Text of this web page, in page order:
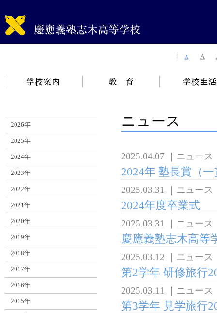
ニュース
2025.04.07 ニュース
2024年 塾長賞（
2025.03.31 ニュース
2024年度卒業式
2025.03.31 ニュース
慶應義塾志木高等
2025.03.12 ニュース
第2学年 研修旅行
2025.03.11 ニュース
第3学年 見学旅行
2026年
2025年
2024年
2023年
2022年
2021年
2020年
2019年
2018年
2017年
2016年
2015年